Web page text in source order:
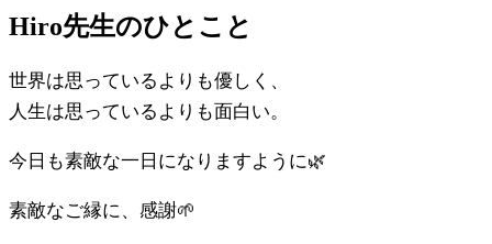
Hiro先生のひとこと
世界は思っているよりも優しく、
人生は思っているよりも面白い。
今日も素敵な一日になりますように🌿
素敵なご縁に、感謝🌱